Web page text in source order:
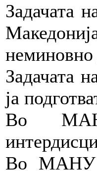
Задачата
неминовно
Задачата
ја
Во
Во МАНУ